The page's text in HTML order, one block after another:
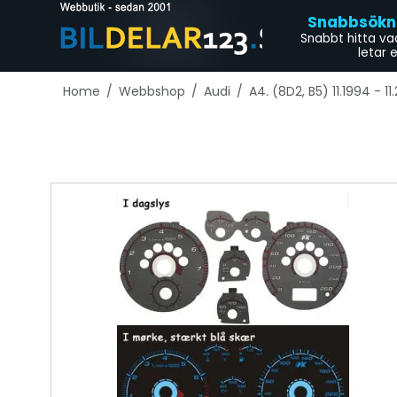
Snabbt hitta
letar
Home / Webbshop / Audi / A4. (8D2, B5) 11.1994 -